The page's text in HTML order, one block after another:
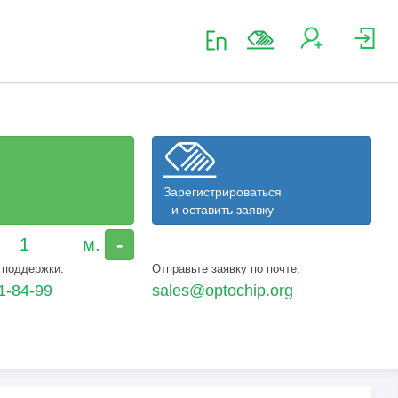
-
Зарегистрироваться
и оставить заявку
84-99
Отправьте заявку по почте:
sales@optochip.org